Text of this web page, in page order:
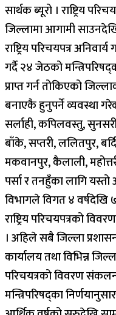
सार्थक ब्यूरो । राष्ट्रिय
जिल्लामा आगामी
राष्ट्रिय परिचयपत्र
गर्दै २४ जेठको
प्राप्त गर्न तोकिएको
बनाएकै हुनुपर्ने व्यवस्था
सर्लाही, कपिलवस्तु,
बाँके, सप्तरी, ललितपुर,
मकवानपुर, कैलाली,
पर्सा र तनहुँका लागि यस्तो
विभागले विगत ४ वर्षदेखि
राष्ट्रिय परिचयपत्रको
। अहिले सबै जिल्ला
कार्यालय तथा विभिन्न
परिचयत्रको विवरण
मन्त्रिपरिषद्का